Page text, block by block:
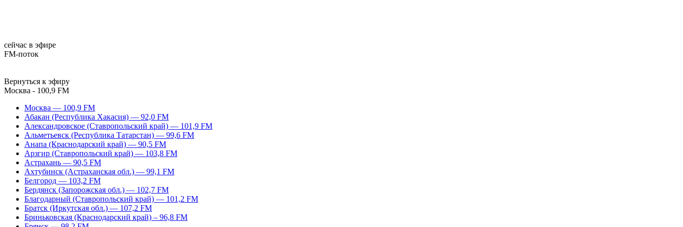
сейчас в эфире
FM-поток
Вернуться к эфиру
Москва - 100,9 FM
Москва — 100,9 FM
Абакан (Республика Хакасия) — 92,0 FM
Александровское (Ставропольский край) — 101,9 FM
Альметьевск (Республика Татарстан) — 99,6 FM
Анапа (Краснодарский край) — 90,5 FM
Арзгир (Ставропольский край) — 103,8 FM
Астрахань — 90,5 FM
Ахтубинск (Астраханская обл.) — 99,1 FM
Белгород — 103,2 FM
Бердянск (Запорожская обл.) — 102,7 FM
Благодарный (Ставропольский край) — 101,2 FM
Братск (Иркутская обл.) — 107,2 FM
Бриньковская (Краснодарский край) – 96,8 FM